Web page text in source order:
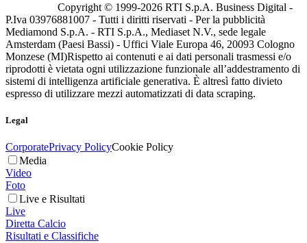
Copyright © 1999-2026 RTI S.p.A. Business Digital -
P.Iva 03976881007 - Tutti i diritti riservati - Per la pubblicità
Mediamond S.p.A. - RTI S.p.A., Mediaset N.V., sede legale
Amsterdam (Paesi Bassi) - Uffici Viale Europa 46, 20093 Cologno
Monzese (MI)Rispetto ai contenuti e ai dati personali trasmessi e/o
riprodotti è vietata ogni utilizzazione funzionale all’addestramento di
sistemi di intelligenza artificiale generativa. È altresì fatto divieto
espresso di utilizzare mezzi automatizzati di data scraping.
Legal
CorporatePrivacy PolicyCookie Policy
Media
Video
Foto
Live e Risultati
Live
Diretta Calcio
Risultati e Classifiche